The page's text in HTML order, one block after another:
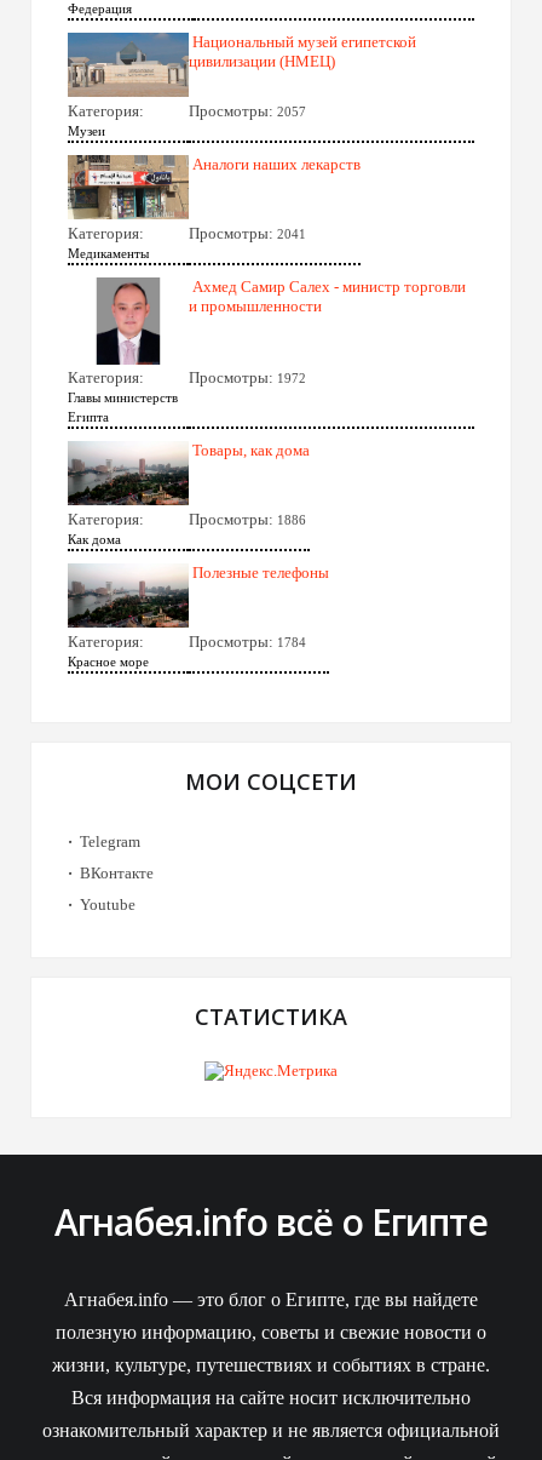
Федерация
Национальный музей египетской
цивилизации (НМЕЦ)
Категория:
Музеи
Просмотры: 2057
Аналоги наших лекарств
Категория:
Медикаменты
Просмотры: 2041
Ахмед Самир Салех - министр торговли
и промышленности
Категория:
Главы министерств
Египта
Просмотры: 1972
Товары, как дома
Категория:
Как дома
Просмотры: 1886
Полезные телефоны
Категория:
Красное море
Просмотры: 1784
МОИ СОЦСЕТИ
Telegram
ВКонтакте
Youtube
СТАТИСТИКА
Агнабея.info всё о Египте
Агнабея.info — это блог о Египте, где вы найдете
полезную информацию, советы и свежие новости о
жизни, культуре, путешествиях и событиях в стране.
Вся информация на сайте носит исключительно
ознакомительный характер и не является официальной